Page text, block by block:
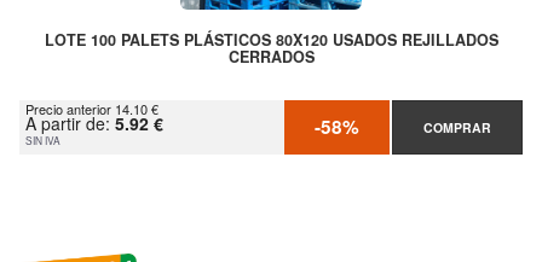
LOTE 100 PALETS PLÁSTICOS 80X120 USADOS REJILLADOS
CERRADOS
Precio anterior 14.10 €
A partir de: 5.92 €
SIN IVA -58% COMPRAR